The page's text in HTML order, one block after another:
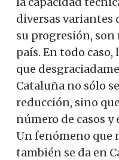
diversas variantes
su progresión,
país. En todo caso,
que
Cataluña no sólo
reducción, sino
número de casos
Un fenómeno que
también se da en